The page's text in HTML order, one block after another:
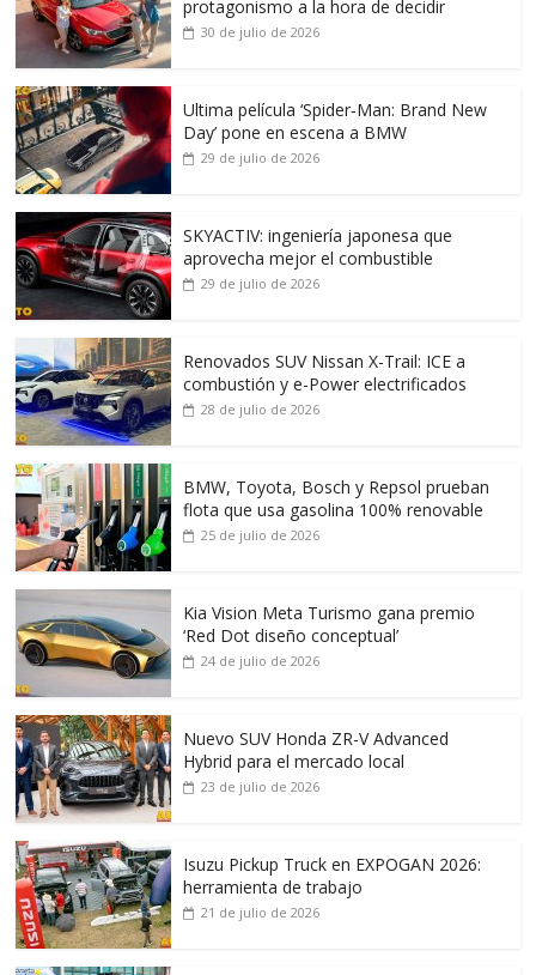
protagonismo a la hora de decidir
30 de julio de 2026
Ultima película ‘Spider‑Man: Brand New
Day’ pone en escena a BMW
29 de julio de 2026
SKYACTIV: ingeniería japonesa que
aprovecha mejor el combustible
29 de julio de 2026
Renovados SUV Nissan X-Trail: ICE a
combustión y e-Power electrificados
28 de julio de 2026
BMW, Toyota, Bosch y Repsol prueban
flota que usa gasolina 100% renovable
25 de julio de 2026
Kia Vision Meta Turismo gana premio
‘Red Dot diseño conceptual’
24 de julio de 2026
Nuevo SUV Honda ZR-V Advanced
Hybrid para el mercado local
23 de julio de 2026
Isuzu Pickup Truck en EXPOGAN 2026:
herramienta de trabajo
21 de julio de 2026